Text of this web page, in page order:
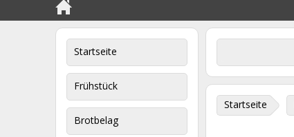
Startseite
Frühstück
Brotbelag
Startseite